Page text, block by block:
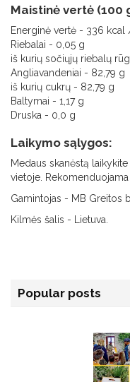
Maistinė vertė (100
Energinė vertė - 336 kcal
Riebalai - 0,05 g
iš kurių sočiųjų riebalų
Angliavandeniai - 82,79 g
iš kurių cukrų - 82,79 g
Baltymai - 1,17 g
Druska - 0,0 g
Laikymo sąlygos:
Medaus skanėstą
vietoje.
Gamintojas - MB Greitos
Kilmės šalis - Lietuva.
Popular posts